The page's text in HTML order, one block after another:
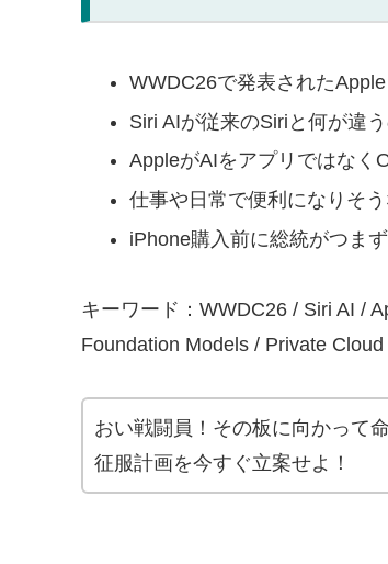
WWDC26で発表された
Siri AIが従来のSiriと何が違
AppleがAIをアプリではなく
仕事や日常で便利になりそ
iPhone購入前に総統がつま
キーワード：WWDC26 / Siri AI /
Foundation Models / Private
おい戦闘員！その板に向かって
征服計画を今すぐ立案せよ！